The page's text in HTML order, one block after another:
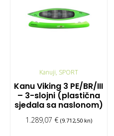
Kanuji, SPORT
Kanu Viking 3 PE/BR/III
– 3-slojni (plastična
sjedala sa naslonom)
1.289,07 € (9.712,50 kn)